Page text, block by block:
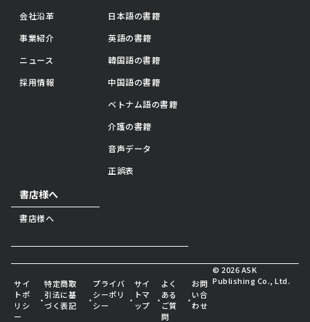
会社沿革
事業紹介
ニュース
採用情報
日本語の書籍
英語の書籍
韓国語の書籍
中国語の書籍
ベトナム語の書籍
介護の書籍
音声データ
正誤表
書店様へ
書店様へ
サイ
トポ
リシ
ー
・
特定商取
引法に基
づく表記
・
プライバ
シーポリ
シー
・
サイ
トマ
ップ
・
よく
ある
ご質
問
・
お問
い合
わせ
© 2026 ASK
Publishing Co., Ltd.